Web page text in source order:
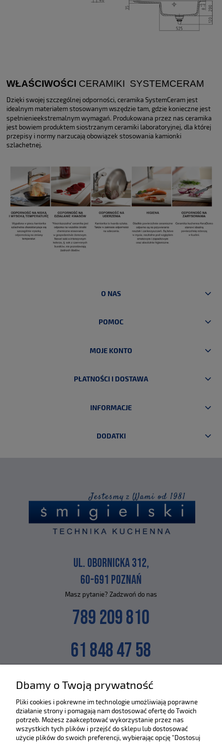
WŁAŚCIWOŚCI CERAMIKI SYSTEMCERAM
Dzięki swojej szczególnej odporności, ceramika SystemCeram jest
idealnym materiałem stosowanym wszędzie tam, gdzie konieczne jest
spełnienieekstremalnym wymagań. Produkowana przez nas ceramika
jest bowiem produktem siostrzanym ceramiki laboratoryjnej, dla której
przepisy i normy narzucają obowiązek stosowania kamionki
szlachetnej.
O NAS
POMOC
MOJE KONTO
PŁATNOŚCI I DOSTAWA
INFORMACJE
DODATKI
UL. OBORNICKA 312,
60-691 POZNAŃ
Masz pytanie? Zadzwoń do nas
789 209 810
61 848 47 58
SKLEP@ZLEWOZMYWAKI.PL
Poznaj nas bliżej :)
Dbamy o Twoją prywatność
Pliki cookies i pokrewne im technologie umożliwiają poprawne
działanie strony i pomagają nam dostosować ofertę do Twoich
potrzeb. Możesz zaakceptować wykorzystanie przez nas
wszystkich tych plików i przejść do sklepu lub dostosować
użycie plików do swoich preferencji, wybierając opcję "Dostosuj